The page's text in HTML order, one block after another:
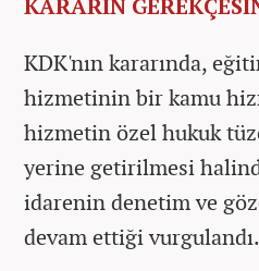
KDK'nın kararında,
hizmetinin bir kamu
hizmetin özel hukuk
yerine getirilmesi
idarenin denetim ve
devam ettiği vurgulandı.